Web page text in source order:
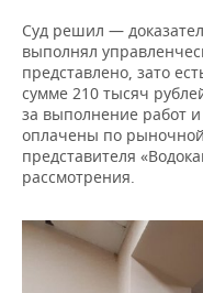
Суд решил —
выполнял
представлено, зато
сумме 210 тысяч
за выполнение работ
оплачены по
представителя
рассмотрения.